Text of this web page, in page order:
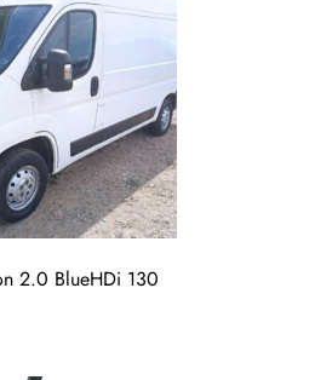
2.0 BlueHDi 130